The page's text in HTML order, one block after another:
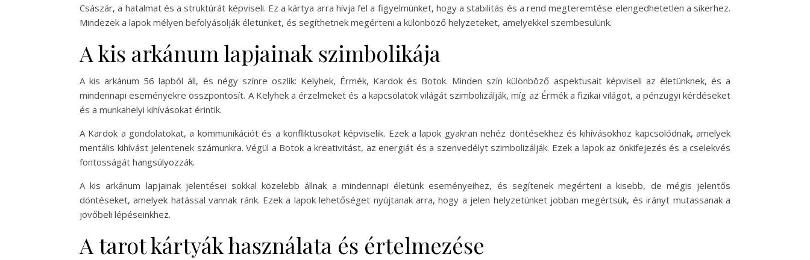
Császár, a hatalmat és a struktúrát képviseli. Ez a kártya arra hívja fel a figyelmünket, hogy a stabilitás és a rend megteremtése elengedhetetlen a sikerhez.
Mindezek a lapok mélyen befolyásolják életünket, és segíthetnek megérteni a különböző helyzeteket, amelyekkel szembesülünk.
A kis arkánum lapjainak szimbolikája
A kis arkánum 56 lapból áll, és négy színre oszlik: Kelyhek, Érmék, Kardok és Botok. Minden szín különböző aspektusait képviseli az életünknek, és a
mindennapi eseményekre összpontosít. A Kelyhek a érzelmeket és a kapcsolatok világát szimbolizálják, míg az Érmék a fizikai világot, a pénzügyi kérdéseket
és a munkahelyi kihívásokat érintik.
A Kardok a gondolatokat, a kommunikációt és a konfliktusokat képviselik. Ezek a lapok gyakran nehéz döntésekhez és kihívásokhoz kapcsolódnak, amelyek
mentális kihívást jelentenek számunkra. Végül a Botok a kreativitást, az energiát és a szenvedélyt szimbolizálják. Ezek a lapok az önkifejezés és a cselekvés
fontosságát hangsúlyozzák.
A kis arkánum lapjainak jelentései sokkal közelebb állnak a mindennapi életünk eseményeihez, és segítenek megérteni a kisebb, de mégis jelentős
döntéseket, amelyek hatással vannak ránk. Ezek a lapok lehetőséget nyújtanak arra, hogy a jelen helyzetünket jobban megértsük, és irányt mutassanak a
jövőbeli lépéseinkhez.
A tarot kártyák használata és értelmezése